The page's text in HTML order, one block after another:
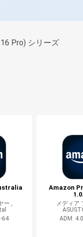
Pro) シリーズ
ー ,
64
Amazon
メディア
ADM: